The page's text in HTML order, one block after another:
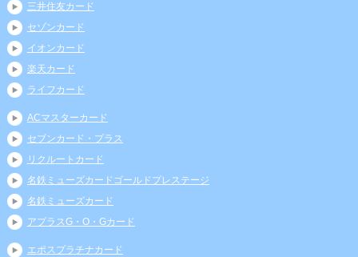
三井住友カード
セゾンカード
イオンカード
楽天カード
ライフカード
ACマスターカード
セブンカード・プラス
リクルートカード
名鉄ミューズカードゴールドプレステージ
名鉄ミューズカード
アプラスG・O・Gカード
エポスプラチナカード